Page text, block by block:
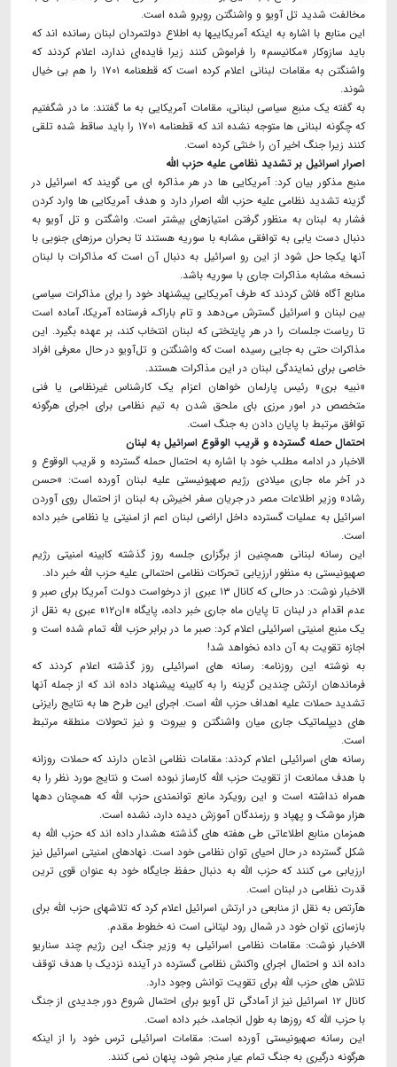
مخالفت شدید تل آویو و واشنگتن روبرو شده است.
این منابع با اشاره به اینکه آمریکاییها به اطلاع دولتمردان لبنان رسانده اند که
باید سازوکار «مکانیسم» را فراموش کنند زیرا فایده‌ای ندارد، اعلام کردند که
واشنگتن به مقامات لبنانی اعلام کرده است که قطعنامه ۱۷۰۱ را هم بی خیال
شوند.
به گفته یک منبع سیاسی لبنانی، مقامات آمریکایی به ما گفتند: ما در شگفتیم
که چگونه لبنانی ها متوجه نشده اند که قطعنامه ۱۷۰۱ را باید ساقط شده تلقی
کنند زیرا جنگ اخیر آن را خنثی کرده است.
اصرار اسرائیل بر تشدید نظامی علیه حزب الله
منبع مذکور بیان کرد: آمریکایی ها در هر مذاکره ای می گویند که اسرائیل در
گزینه تشدید نظامی علیه حزب الله اصرار دارد و هدف آمریکایی ها وارد کردن
فشار به لبنان به منظور گرفتن امتیازهای بیشتر است. واشگتن و تل آویو به
دنبال دست یابی به توافقی مشابه با سوریه هستند تا بحران مرزهای جنوبی با
آنها یکجا حل شود از این رو اسرائیل به دنبال آن است که مذاکرات با لبنان
نسخه مشابه مذاکرات جاری با سوریه باشد.
منابع آگاه فاش کردند که طرف آمریکایی پیشنهاد خود را برای مذاکرات سیاسی
بین لبنان و اسرائیل گسترش می‌دهد و تام باراک، فرستاده آمریکا، آماده است
تا ریاست جلسات را در هر پایتختی که لبنان انتخاب کند، بر عهده بگیرد. این
مذاکرات حتی به جایی رسیده است که واشنگتن و تل‌آویو در حال معرفی افراد
خاصی برای نمایندگی لبنان در این مذاکرات هستند.
«نبیه بری» رئیس پارلمان خواهان اعزام یک کارشناس غیرنظامی یا فنی
متخصص در امور مرزی بای ملحق شدن به تیم نظامی برای اجرای هرگونه
توافق مرتبط با پایان دادن به جنگ است.
احتمال حمله گسترده و قریب الوقوع اسرائیل به لبنان
الاخبار در ادامه مطلب خود با اشاره به احتمال حمله گسترده و قریب الوقوع و
در آخر ماه جاری میلادی رژیم صهیونیستی علیه لبنان آورده است: «حسن
رشاد» وزیر اطلاعات مصر در جریان سفر اخیرش به لبنان از احتمال روی آوردن
اسرائیل به عملیات گسترده داخل اراضی لبنان اعم از امنیتی یا نظامی خبر داده
است.
این رسانه لبنانی همچنین از برگزاری جلسه روز گذشته کابینه امنیتی رژیم
صهیونیستی به منظور ارزیابی تحرکات نظامی احتمالی علیه حزب الله خبر داد.
الاخبار نوشت: در حالی که کانال ۱۳ عبری از درخواست دولت آمریکا برای صبر و
عدم اقدام در لبنان تا پایان ماه جاری خبر داده، پایگاه «ان۱۲» عبری به نقل از
یک منبع امنیتی اسرائیلی اعلام کرد: صبر ما در برابر حزب الله تمام شده است و
اجازه تقویت به آن داده نخواهد شد!
به نوشته این روزنامه: رسانه های اسرائیلی روز گذشته اعلام کردند که
فرماندهان ارتش چندین گزینه را به کابینه پیشنهاد داده اند که از جمله آنها
تشدید حملات علیه اهداف حزب الله است. اجرای این طرح ها به نتایج رایزنی
های دیپلماتیک جاری میان واشنگتن و بیروت و نیز تحولات منطقه مرتبط
است.
رسانه های اسرائیلی اعلام کردند: مقامات نظامی اذعان دارند که حملات روزانه
با هدف ممانعت از تقویت حزب الله کارساز نبوده است و نتایج مورد نظر را به
همراه نداشته است و این رویکرد مانع توانمندی حزب الله که همچنان دهها
هزار موشک و پهپاد و رزمندگان آموزش دیده دارد، نشده است.
همزمان منابع اطلاعاتی طی هفته های گذشته هشدار داده اند که حزب الله به
شکل گسترده در حال احیای توان نظامی خود است. نهادهای امنیتی اسرائیل نیز
ارزیابی می کنند که حزب الله به دنبال حفظ جایگاه خود به عنوان قوی ترین
قدرت نظامی در لبنان است.
هآرتص به نقل از منابعی در ارتش اسرائیل اعلام کرد که تلاشهای حزب الله برای
بازسازی توان خود در شمال رود لیتانی است نه خطوط مقدم.
الاخبار نوشت: مقامات نظامی اسرائیلی به وزیر جنگ این رژیم چند سناریو
داده اند و احتمال اجرای واکنش نظامی گسترده در آینده نزدیک با هدف توقف
تلاش های حزب الله برای تقویت توانش وجود دارد.
کانال ۱۲ اسرائیل نیز از آمادگی تل آویو برای احتمال شروع دور جدیدی از جنگ
با حزب الله که روزها به طول انجامد، خبر داده است.
این رسانه صهیونیستی آورده است: مقامات اسرائیلی ترس خود را از اینکه
هرگونه درگیری به جنگ تمام عیار منجر شود، پنهان نمی کنند.